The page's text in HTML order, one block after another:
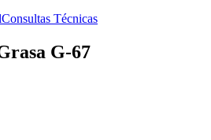
Consultas Técnicas
G-67